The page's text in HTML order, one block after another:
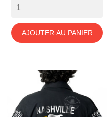
AJOUTER AU PANIER